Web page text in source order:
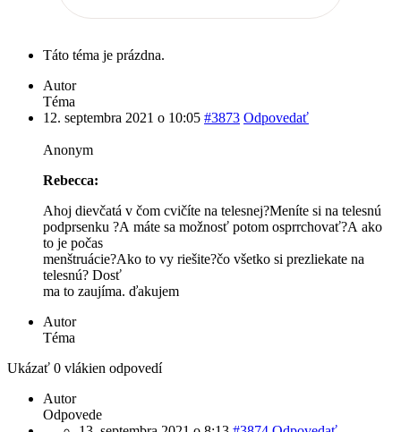
Táto téma je prázdna.
Autor
Téma
12. septembra 2021 o 10:05 #3873 Odpovedať
Anonym
Rebecca:
Ahoj dievčatá v čom cvičíte na telesnej?Meníte si na telesnú
podprsenku ?A máte sa možnosť potom osprrchovať?A ako
to je počas
menštruácie?Ako to vy riešite?čo všetko si prezliekate na
telesnú? Dosť
ma to zaujíma. ďakujem
Autor
Téma
Ukázať 0 vlákien odpovedí
Autor
Odpovede